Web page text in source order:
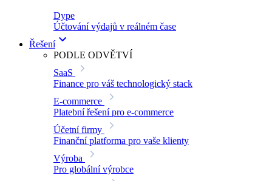
Dype
Účtování výdajů v reálném čase
Řešení
PODLE ODVĚTVÍ
SaaS
Finance pro váš technologický stack
E-commerce
Platební řešení pro e-commerce
Účetní firmy
Finanční platforma pro vaše klienty
Výroba
Pro globální výrobce